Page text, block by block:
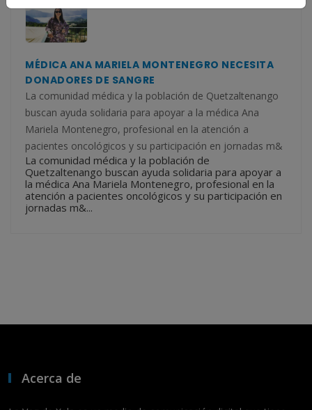
MÉDICA ANA MARIELA MONTENEGRO NECESITA
DONADORES DE SANGRE
La comunidad médica y la población de Quetzaltenango
buscan ayuda solidaria para apoyar a la médica Ana
Mariela Montenegro, profesional en la atención a
pacientes oncológicos y su participación en jornadas m&
La comunidad médica y la población de
Quetzaltenango buscan ayuda solidaria para apoyar a
la médica Ana Mariela Montenegro, profesional en la
atención a pacientes oncológicos y su participación en
jornadas m&...
Acerca de